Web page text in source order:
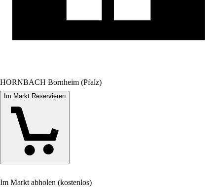
HORNBACH Bornheim (Pfalz)
Im Markt Reservieren
Im Markt abholen (kostenlos)